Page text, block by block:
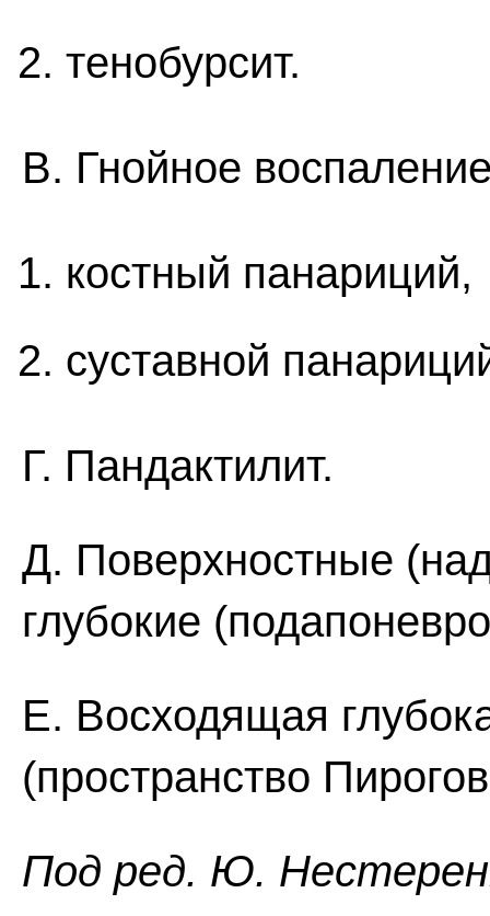
тенобурсит.
В. Гнойное
костный панариций,
суставной
Г. Пандактилит.
Д. Поверхностные
глубокие
Е. Восходящая
(пространство
Под ред. Ю.